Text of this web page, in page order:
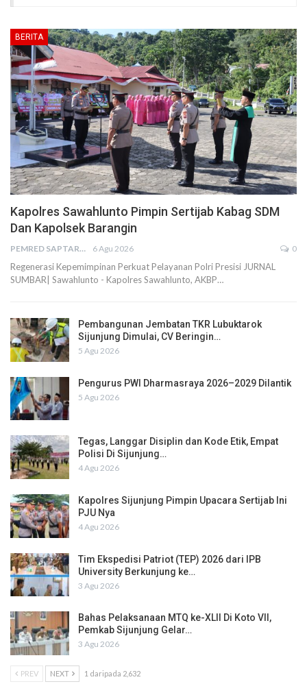
BERITA
Kapolres Sawahlunto Pimpin Sertijab Kabag SDM
Dan Kapolsek Barangin
PEMRED SAPTARIUS 6 Agu 2026 0
Regenerasi Kepemimpinan Perkuat Pelayanan Polri Presisi JURNAL
SUMBAR| Sawahlunto - Kapolres Sawahlunto, AKBP…
Pembangunan Jembatan TKR Lubuktarok
Sijunjung Dimulai, CV Beringin…
5 Agu 2026
Pengurus PWI Dharmasraya 2026–2029 Dilantik
5 Agu 2026
Tegas, Langgar Disiplin dan Kode Etik, Empat
Polisi Di Sijunjung…
4 Agu 2026
Kapolres Sijunjung Pimpin Upacara Sertijab Ini
PJU Nya
4 Agu 2026
Tim Ekspedisi Patriot (TEP) 2026 dari IPB
University Berkunjung ke…
3 Agu 2026
Bahas Pelaksanaan MTQ ke-XLII Di Koto VII,
Pemkab Sijunjung Gelar…
3 Agu 2026
PREV NEXT 1 daripada 2,632